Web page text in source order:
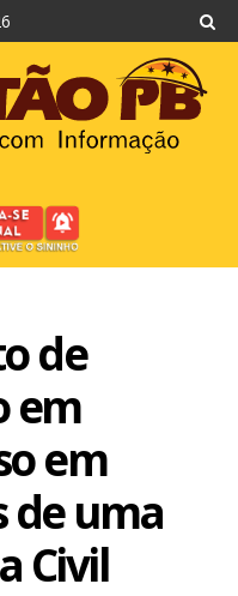
de
em
em
de uma
Civil